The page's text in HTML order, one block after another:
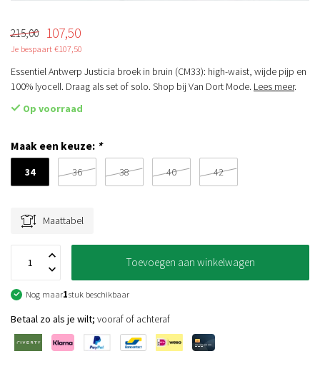
215,00 107,50
Je bespaart €107,50
Essentiel Antwerp Justicia broek in bruin (CM33): high-waist, wijde pijp en
100% lyocell. Draag als set of solo. Shop bij Van Dort Mode. Lees meer.
Op voorraad
Maak een keuze: *
34 36 38 40 42
Maattabel
Toevoegen aan winkelwagen
Nog maar1stuk beschikbaar
Betaal zo als je wilt; vooraf of achteraf